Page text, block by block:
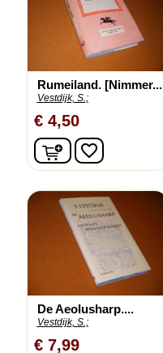
Rumeiland. [Nimmer...
Vestdijk, S.;
€ 4,50
In winkelwagen
favorite_border
De Aeolusharp....
Vestdijk, S.;
€ 7,99